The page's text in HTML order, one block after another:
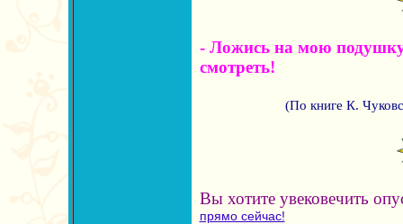
- Ложись на мою
смотреть!
(По книге К.
Вы хотите увековечить
прямо сейчас!